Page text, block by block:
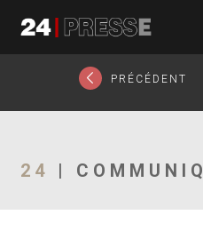
24Presse -
Communiqués de
PRÉCÉDENT
24 |